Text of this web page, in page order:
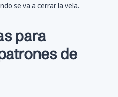
se va a cerrar la vela.
para
de